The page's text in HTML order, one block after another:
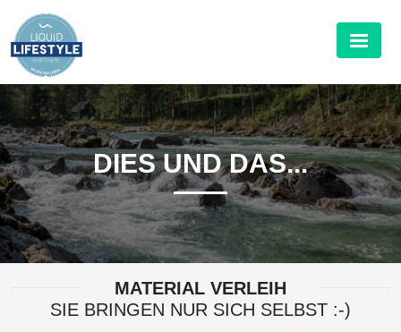
DIES UND DAS...
MATERIAL VERLEIH
SIE BRINGEN NUR SICH SELBST :-)